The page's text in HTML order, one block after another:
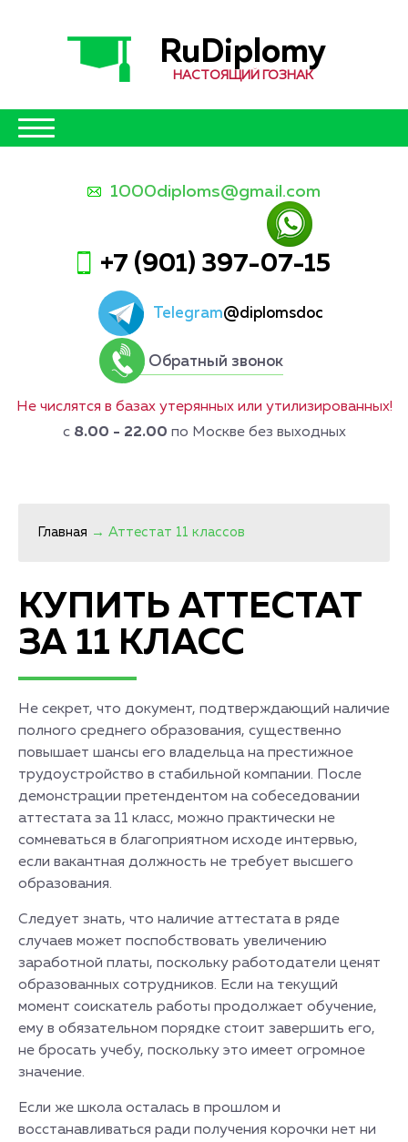
RuDiplomy
НАСТОЯЩИЙ ГОЗНАК
1000diploms@gmail.com
+7 (901) 397-07-15
Telegram@diplomsdoc
Обратный звонок
Не числятся в базах утерянных или утилизированных!
с 8.00 - 22.00 по Москве без выходных
Главная → Аттестат 11 классов
КУПИТЬ АТТЕСТАТ
ЗА 11 КЛАСС
Не секрет, что документ, подтверждающий наличие
полного среднего образования, существенно
повышает шансы его владельца на престижное
трудоустройство в стабильной компании. После
демонстрации претендентом на собеседовании
аттестата за 11 класс, можно практически не
сомневаться в благоприятном исходе интервью,
если вакантная должность не требует высшего
образования.
Следует знать, что наличие аттестата в ряде
случаев может поспобствовать увеличению
заработной платы, поскольку работодатели ценят
образованных сотрудников. Если на текущий
момент соискатель работы продолжает обучение,
ему в обязательном порядке стоит завершить его,
не бросать учебу, поскольку это имеет огромное
значение.
Если же школа осталась в прошлом и
восстанавливаться ради получения корочки нет ни